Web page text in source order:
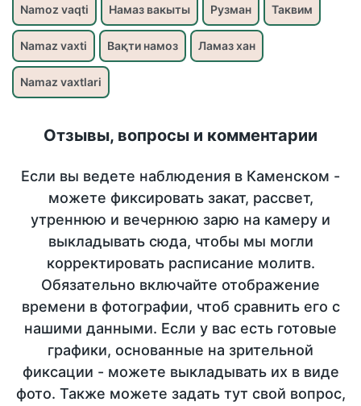
Namoz vaqti Намаз вакыты Рузман Таквим
Namaz vaxti Вақти намоз Ламаз хан
Namaz vaxtlari
Отзывы, вопросы и комментарии
Если вы ведете наблюдения в Каменском -
можете фиксировать закат, рассвет,
утреннюю и вечернюю зарю на камеру и
выкладывать сюда, чтобы мы могли
корректировать расписание молитв.
Обязательно включайте отображение
времени в фотографии, чтоб сравнить его с
нашими данными. Если у вас есть готовые
графики, основанные на зрительной
фиксации - можете выкладывать их в виде
фото. Также можете задать тут свой вопрос,